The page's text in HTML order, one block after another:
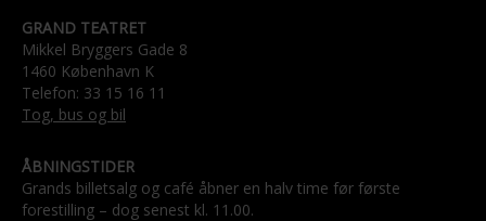
GRAND TEATRET
Mikkel Bryggers Gade 8
1460 København K
Telefon: 33 15 16 11
Tog, bus og bil
ÅBNINGSTIDER
Grands billetsalg og café åbner en halv time før første
forestilling – dog senest kl. 11.00.